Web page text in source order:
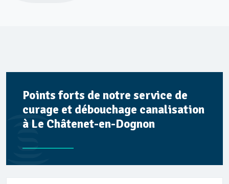
Points forts de notre service de
curage et débouchage canalisation
à Le Châtenet-en-Dognon